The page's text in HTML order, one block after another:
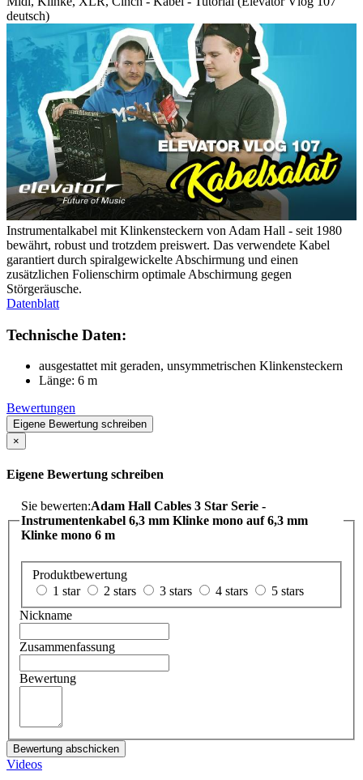
deutsch)
Instrumentalkabel mit Klinkensteckern von Adam Hall - seit 1980
bewährt, robust und trotzdem preiswert. Das verwendete Kabel
garantiert durch spiralgewickelte Abschirmung und einen
zusätzlichen Folienschirm optimale Abschirmung gegen
Störgeräusche.
Datenblatt
Technische Daten:
ausgestattet mit geraden, unsymmetrischen Klinkensteckern
Länge: 6 m
Bewertungen
Eigene Bewertung schreiben
×
Eigene Bewertung schreiben
Sie bewerten:Adam Hall Cables 3 Star Serie -
Instrumentenkabel 6,3 mm Klinke mono auf 6,3 mm
Klinke mono 6 m
Produktbewertung
1 star
2 stars 3 stars 4 stars
5 stars
Nickname
Zusammenfassung
Bewertung
Bewertung abschicken
Videos